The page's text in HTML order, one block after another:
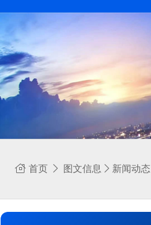
首页 图文信息 新闻动态